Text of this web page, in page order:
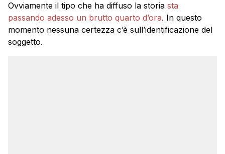
Ovviamente il tipo che ha diffuso la storia sta
passando adesso un brutto quarto d’ora. In questo
momento nessuna certezza c’è sull’identificazione del
soggetto.